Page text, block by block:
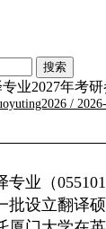
业2027年考
/
专业（
批设立翻译